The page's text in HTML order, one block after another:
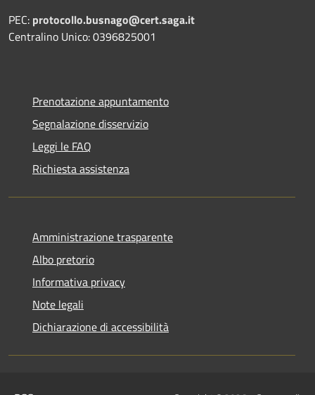
PEC: protocollo.busnago@cert.saga.it
Centralino Unico: 0396825001
Prenotazione appuntamento
Segnalazione disservizio
Leggi le FAQ
Richiesta assistenza
Amministrazione trasparente
Albo pretorio
Informativa privacy
Note legali
Dichiarazione di accessibilità